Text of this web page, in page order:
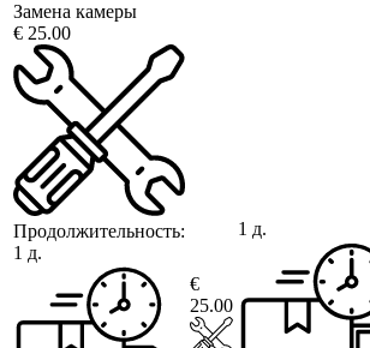
Замена камеры
€ 25.00
Продолжительность:
1 д.
€
25.00
1 д.